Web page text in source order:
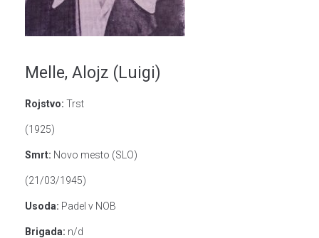
Melle, Alojz (Luigi)
Rojstvo: Trst
(1925)
Smrt: Novo mesto (SLO)
(21/03/1945)
Usoda: Padel v NOB
Brigada: n/d